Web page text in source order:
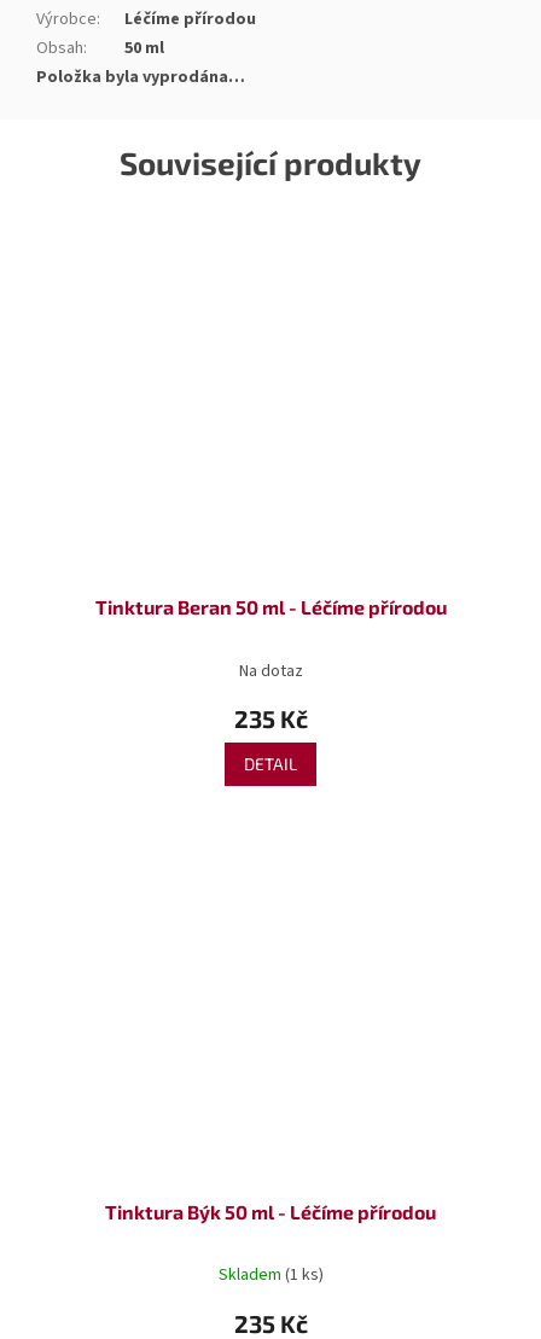
Související produkty
Tinktura Beran 50 ml - Léčíme přírodou
Na dotaz
235 Kč
DETAIL
Tinktura Býk 50 ml - Léčíme přírodou
Skladem (1 ks)
235 Kč
Výrobce:
Léčíme přírodou
Obsah:
50 ml
Položka byla vyprodána…